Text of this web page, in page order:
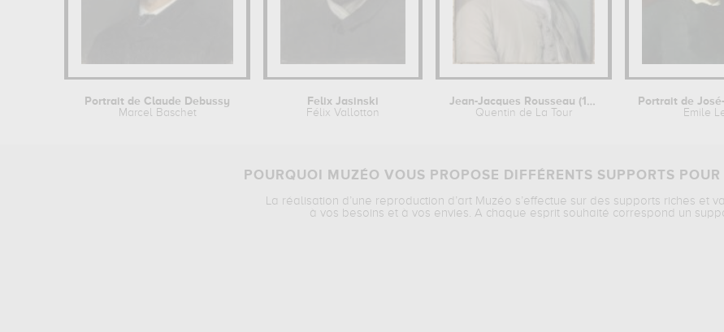
Portrait de Claude Debussy
Marcel Baschet
Felix Jasinski
Félix Vallotton
Jean-Jacques Rousseau (1712-1778)
Quentin de La Tour
Emile
POURQUOI MUZÉO VOUS PROPOSE DIFFÉRENTS SUPPORTS POUR
La réalisation d’une reproduction d’art Muzéo s’effectue sur des supports riches et
à vos besoins et à vos envies. A chaque esprit souhaité correspond un